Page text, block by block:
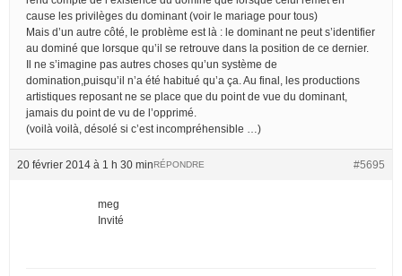
cause les privilèges du dominant (voir le mariage pour tous)
Mais d’un autre côté, le problème est là : le dominant ne peut s’identifier
au dominé que lorsque qu’il se retrouve dans la position de ce dernier.
Il ne s’imagine pas autres choses qu’un système de
domination,puisqu’il n’a été habitué qu’a ça. Au final, les productions
artistiques reposant ne se place que du point de vue du dominant,
jamais du point de vu de l’opprimé.
(voilà voilà, désolé si c’est incompréhensible …)
20 février 2014 à 1 h 30 min #5695
RÉPONDRE
meg
Invité